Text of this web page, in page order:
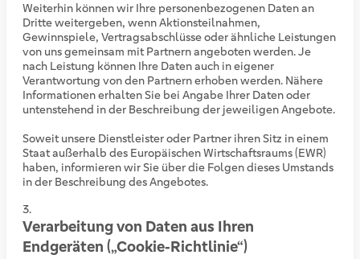
Weiterhin können wir Ihre personenbezogenen Daten an
Dritte weitergeben, wenn Aktionsteilnahmen,
Gewinnspiele, Vertragsabschlüsse oder ähnliche Leistungen
von uns gemeinsam mit Partnern angeboten werden. Je
nach Leistung können Ihre Daten auch in eigener
Verantwortung von den Partnern erhoben werden. Nähere
Informationen erhalten Sie bei Angabe Ihrer Daten oder
untenstehend in der Beschreibung der jeweiligen Angebote.
Soweit unsere Dienstleister oder Partner ihren Sitz in einem
Staat außerhalb des Europäischen Wirtschaftsraums (EWR)
haben, informieren wir Sie über die Folgen dieses Umstands
in der Beschreibung des Angebotes.
Verarbeitung von Daten aus Ihren
Endgeräten („Cookie‑Richtlinie“)